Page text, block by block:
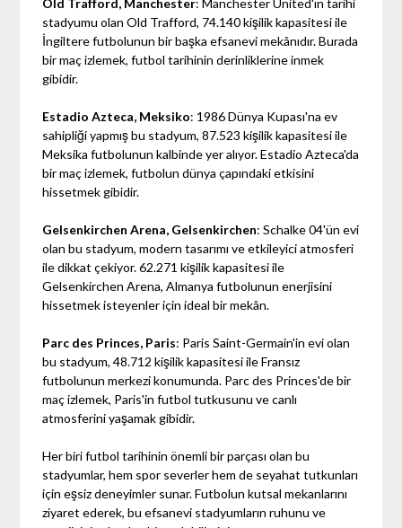
stadyumu olan Old Trafford, 74.140 kişilik kapasitesi ile
İngiltere futbolunun bir başka efsanevi mekânıdır. Burada
bir maç izlemek, futbol tarihinin derinliklerine inmek
gibidir.
Estadio Azteca, Meksiko: 1986 Dünya Kupası'na ev
sahipliği yapmış bu stadyum, 87.523 kişilik kapasitesi ile
Meksika futbolunun kalbinde yer alıyor. Estadio Azteca'da
bir maç izlemek, futbolun dünya çapındaki etkisini
hissetmek gibidir.
Gelsenkirchen Arena, Gelsenkirchen: Schalke 04'ün evi
olan bu stadyum, modern tasarımı ve etkileyici atmosferi
ile dikkat çekiyor. 62.271 kişilik kapasitesi ile
Gelsenkirchen Arena, Almanya futbolunun enerjisini
hissetmek isteyenler için ideal bir mekân.
Parc des Princes, Paris: Paris Saint-Germain'in evi olan
bu stadyum, 48.712 kişilik kapasitesi ile Fransız
futbolunun merkezi konumunda. Parc des Princes'de bir
maç izlemek, Paris'in futbol tutkusunu ve canlı
atmosferini yaşamak gibidir.
Her biri futbol tarihinin önemli bir parçası olan bu
stadyumlar, hem spor severler hem de seyahat tutkunları
için eşsiz deneyimler sunar. Futbolun kutsal mekanlarını
ziyaret ederek, bu efsanevi stadyumların ruhunu ve